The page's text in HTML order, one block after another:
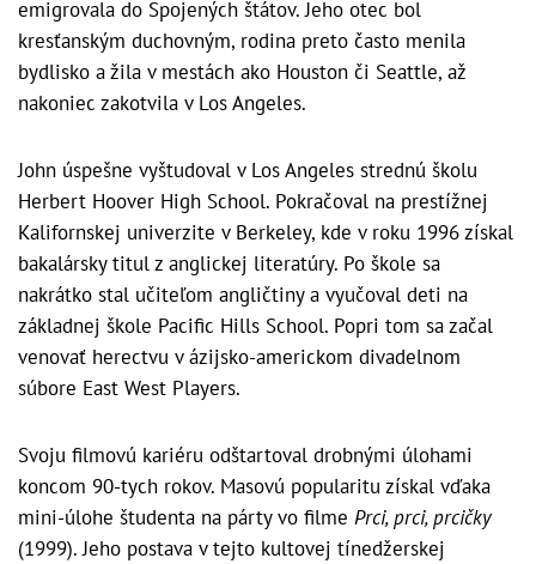
emigrovala do Spojených štátov. Jeho otec bol
kresťanským duchovným, rodina preto často menila
bydlisko a žila v mestách ako Houston či Seattle, až
nakoniec zakotvila v Los Angeles.
John úspešne vyštudoval v Los Angeles strednú školu
Herbert Hoover High School. Pokračoval na prestížnej
Kalifornskej univerzite v Berkeley, kde v roku 1996 získal
bakalársky titul z anglickej literatúry. Po škole sa
nakrátko stal učiteľom angličtiny a vyučoval deti na
základnej škole Pacific Hills School. Popri tom sa začal
venovať herectvu v ázijsko-americkom divadelnom
súbore East West Players.
Svoju filmovú kariéru odštartoval drobnými úlohami
koncom 90-tych rokov. Masovú popularitu získal vďaka
mini-úlohe študenta na párty vo filme Prci, prci, prcičky
(1999). Jeho postava v tejto kultovej tínedžerskej